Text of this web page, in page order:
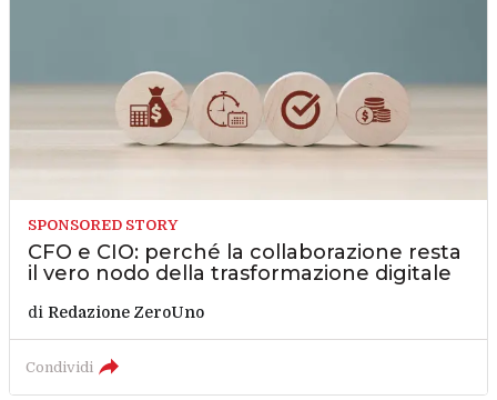
SPONSORED STORY
CFO e CIO: perché la collaborazione resta
il vero nodo della trasformazione digitale
di Redazione ZeroUno
Condividi